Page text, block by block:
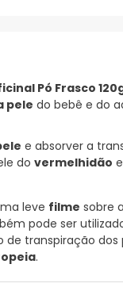
Pó Frasco
pele do bebê e do
e absorver a
do vermelhidão
leve filme sobre
pode ser
de transpiração dos
.